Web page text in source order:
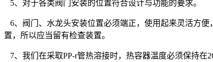
5、对于各类阀门安装的位置符合设计与功能的要求。
6、阀门、水龙头安装位置必须端正，使用起来灵活方
置，所以应当留有检查装置。
7、我们在采取PP-r管热溶接时，热容器温度必须保持在